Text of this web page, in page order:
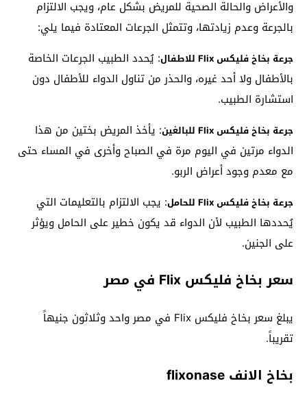
والأعراض والحالة الصحية للمريض بشكل عام، ويجب الالتزام
بالجرعة وعدم زيادتها، وتتمثل الجرعات المعتادة فيما يلي:
جرعة بخاخ فليكس Flix للاطفال
: يُحدد الطبيب الجرعات الخاصة
بالأطفال ولا أحد غيره، والحذر من تناول الدواء للأطفال دون
استشارة الطبيب.
جرعة بخاخ فليكس Flix للبالغين
: يأخذ المريض بختين من هذا
الدواء مرتين في اليوم مرة في الصباح وأخرى في المساء حتى
مع معدم وجود أعراض الربو.
جرعة بخاخ فليكس Flix للحامل
: يجب الالتزام بالتعليمات التي
يُحددها الطبيب لأن الدواء قد يكون خطير على الحامل ويؤثر
على الجنين.
سعر بخاخ فليكس Flix في مصر
يبلغ سعر بخاخ فليكس Flix في مصر واحد وثلاثون جنيهاً
تقريباً.
بخاخ الانفflixonase